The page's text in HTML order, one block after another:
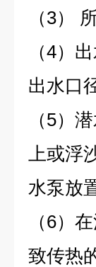
（3）
（4）
出水口
（5）
上或浮
水泵放
（6）
致传热